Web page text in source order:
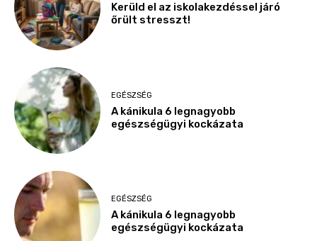
Kerüld el az iskolakezdéssel járó
őrült stresszt!
EGÉSZSÉG
A kánikula 6 legnagyobb
egészségügyi kockázata
EGÉSZSÉG
A kánikula 6 legnagyobb
egészségügyi kockázata